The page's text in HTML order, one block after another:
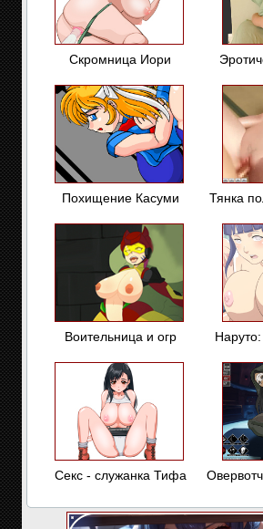
Скромница Иори
Похищение Касуми
Тянка
Воительница и огр
Секс - служанка Тифа